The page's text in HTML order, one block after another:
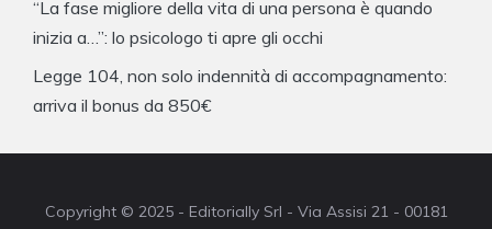
“La fase migliore della vita di una persona è quando
inizia a…”: lo psicologo ti apre gli occhi
Legge 104, non solo indennità di accompagnamento:
arriva il bonus da 850€
Copyright © 2025 - Editorially Srl - Via Assisi 21 - 00181